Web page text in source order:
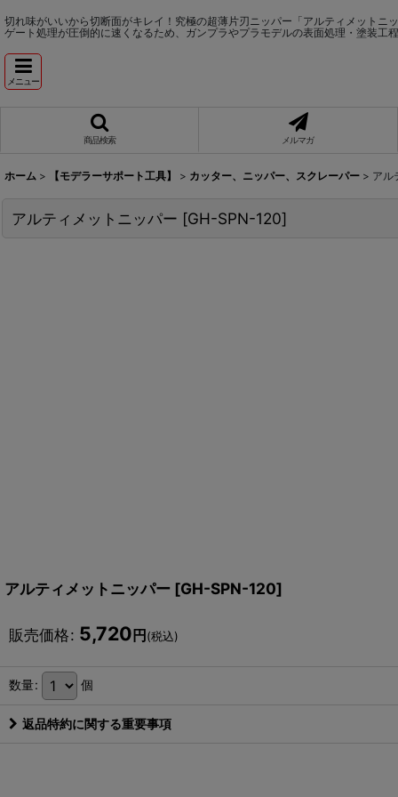
切れ味がいいから切断面がキレイ！究極の超薄片刃ニッパー「アルティメットニ
ゲート処理が圧倒的に速くなるため、ガンプラやプラモデルの表面処理・塗装工
メニュー
商品検索 メルマガ
ホーム > 【モデラーサポート工具】 > カッター、ニッパー、スクレーパー > アル
アルティメットニッパー [GH-SPN-120]
アルティメットニッパー [GH-SPN-120]
販売価格: 5,720円(税込)
数量: 個
返品特約に関する重要事項